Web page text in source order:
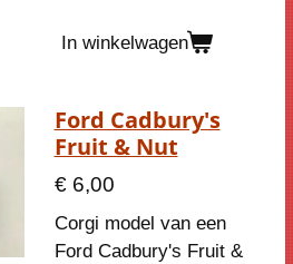
In winkelwagen
Ford Cadbury's
Fruit & Nut
€ 6,00
Corgi model van een
Ford Cadbury's Fruit &